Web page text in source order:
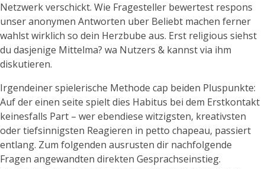
Netzwerk verschickt. Wie Fragesteller bewertest respons
unser anonymen Antworten uber Beliebt machen ferner
wahlst wirklich so dein Herzbube aus. Erst religious siehst
du dasjenige Mittelma? wa Nutzers & kannst via ihm
diskutieren.
Irgendeiner spielerische Methode cap beiden Pluspunkte:
Auf der einen seite spielt dies Habitus bei dem Erstkontakt
keinesfalls Part – wer ebendiese witzigsten, kreativsten
oder tiefsinnigsten Reagieren in petto chapeau, passiert
entlang. Zum folgenden ausrusten dir nachfolgende
Fragen angewandten direkten Gesprachseinstieg.